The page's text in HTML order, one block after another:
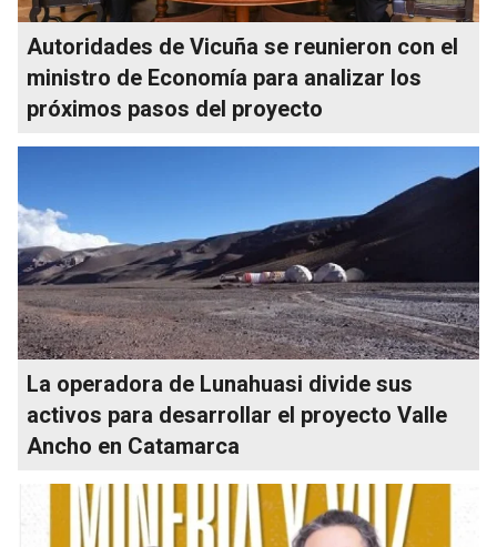
Autoridades de Vicuña se reunieron con el
ministro de Economía para analizar los
próximos pasos del proyecto
La operadora de Lunahuasi divide sus
activos para desarrollar el proyecto Valle
Ancho en Catamarca